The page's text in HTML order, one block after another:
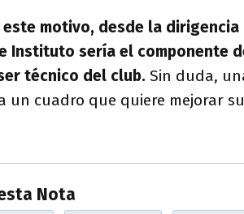
este motivo, desde la
Instituto sería el componente
técnico del club. Sin duda,
un cuadro que quiere mejorar
Nota